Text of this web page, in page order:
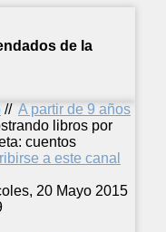
de la
// A partir de 9 años
libros por
cuentos
a este canal
20 Mayo 2015